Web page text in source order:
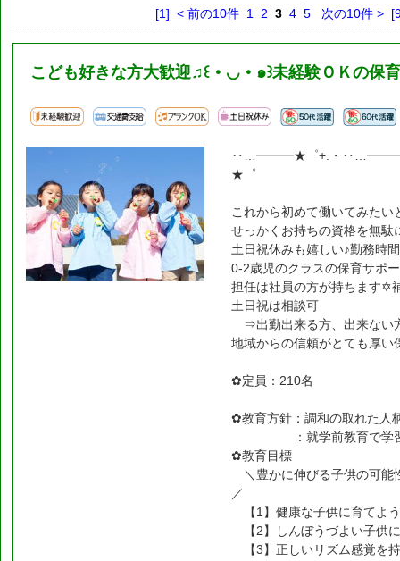
[1] < 前の10件 1 2 3 4 5 次の10件 >
こども好きな方大歓迎♫꒰・◡・๑꒱未経験ＯＫの
‥…━━━★゜+.・
★゜
これから初めて働いてみた
せっかくお持ちの資格を無駄
土日祝休みも嬉しい♪勤務時
担任は社員の方が持ちます✡
土日祝は相談可
⇒出勤出来る方、出来ない
地域からの信頼がとても厚
✿定員：210名
✿教育方針：調和の取れた人
：就学前教育で学習
✿教育目標
＼豊かに伸びる子供の可能
／
【1】健康な子供に育て
【2】しんぼうづよい子供
【3】正しいリズム感覚を